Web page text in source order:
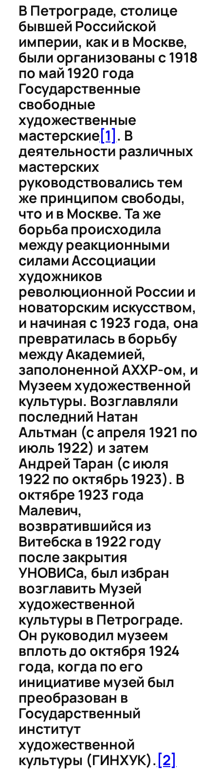
В Петрограде, столице
бывшей Российской
империи, как и в Москве,
были организованы с 1918
по май 1920 года
Государственные
свободные
художественные
мастерские[1] . В
деятельности различных
мастерских
руководствовались тем
же принципом свободы,
что и в Москве. Та же
борьба происходила
между реакционными
силами Ассоциации
художников
революционной России и
новаторским искусством,
и начиная с 1923 года, она
превратилась в борьбу
между Академией,
заполоненной АХХР-ом, и
Музеем художественной
культуры. Возглавляли
последний Натан
Альтман (с апреля 1921 по
июль 1922) и затем
Андрей Таран (с июля
1922 по октябрь 1923). В
октябре 1923 года
Малевич,
возвратившийся из
Витебска в 1922 году
после закрытия
УНОВИСа, был избран
возглавить Музей
художественной
культуры в Петрограде.
Он руководил музеем
вплоть до октября 1924
года, когда по его
инициативе музей был
преобразован в
Государственный
институт
художественной
культуры (ГИНХУК). [2]